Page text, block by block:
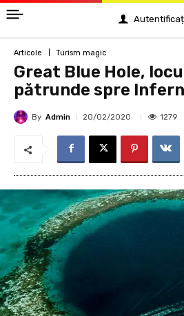
Articole Turism magic
Great Blue Hole,
pătrunde spre Infern
By Admin 20/02/2020 1279